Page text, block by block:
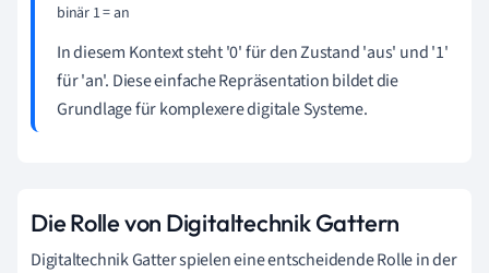
binär 1 = an
In diesem Kontext steht '0' für den Zustand 'aus' und '1'
für 'an'. Diese einfache Repräsentation bildet die
Grundlage für komplexere digitale Systeme.
Die Rolle von Digitaltechnik Gattern
Digitaltechnik Gatter spielen eine entscheidende Rolle in der